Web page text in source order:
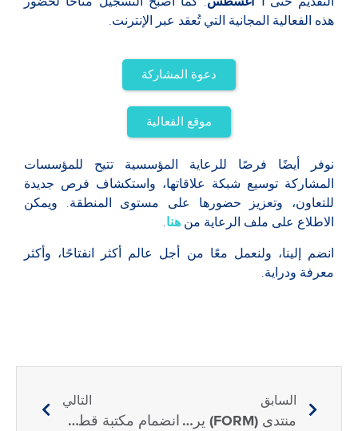
هذه الفعالية المجانية التي تُعقد عبر الإنترنت.
دعوة المشاركة
موقع الفعالية
نوفر أيضًا فرصًا للرعاية المؤسسية تتيح للمؤسسات
المشاركة توسيع شبكة علاقاتها، واستكشاف فرص جديدة
للتعاون، وتعزيز حضورها على مستوى المنطقة. ويمكن
الاطلاع على ملف الرعاية من هنا.
انضم إلينا، ولنعمل معًا من أجل عالم أكثر انفتاحًا، وأكثر
معرفة ودراية.
السابق
منتدى (FORM) يرحّب بانضمام جامعة الدوحة للعلوم والتكنولوجيا دعمًا للتعاون الإقليمي في البحوث المفتوحة
التالي
انضمام مكتبة قطر الوطنية إلى منتدى البحوث المفتوحة في الشرق الأوسط وشمال إفريقيا (FORM)